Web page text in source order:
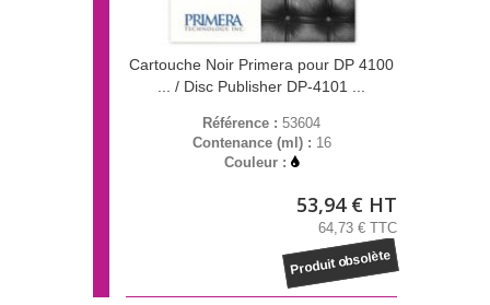
Cartouche Noir Primera pour DP 4100
... / Disc Publisher DP-4101 ...
Référence : 53604
Contenance (ml) : 16
Couleur :
53,94 € HT
64,73 € TTC
Produit obsolète